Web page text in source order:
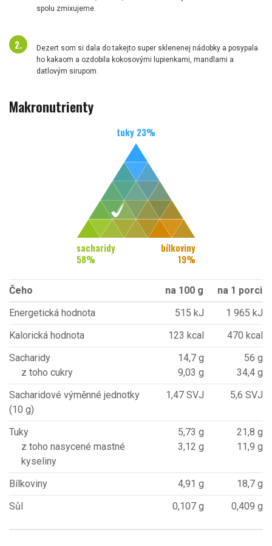
spolu zmixujeme.
Dezert som si dala do takejto super sklenenej nádobky a posypala
ho kakaom a ozdobila kokosovými lupienkami, mandlami a
datlovým sirupom.
Makronutrienty
tuky 23%
sacharidy
58%
bílkoviny
19%
Čeho na 100 g
na 1 porci
Energetická hodnota
515 kJ
1 965 kJ
Kalorická hodnota
123 kcal
470 kcal
Sacharidy
z toho cukry
14,7 g
9,03 g
56 g
34,4 g
Sacharidové výměnné jednotky
(10 g)
1,47 SVJ 5,6 SVJ
Tuky
z toho nasycené mastné
kyseliny
5,73 g
3,12 g
21,8 g
11,9 g
Bílkoviny 4,91 g
18,7 g
Sůl
0,107 g 0,409 g